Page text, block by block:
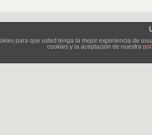
para que usted tenga la mejor experiencia de
cookies y la aceptación de nuestra